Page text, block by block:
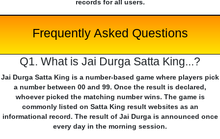
records for all users.
Frequently Asked Questions
Q1. What is Jai Durga Satta King...?
Jai Durga Satta King is a number-based game where players pick
a number between 00 and 99. Once the result is declared,
whoever picked the matching number wins. The game is
commonly listed on Satta King result websites as an
informational record. The result of Jai Durga is announced once
every day in the morning session.